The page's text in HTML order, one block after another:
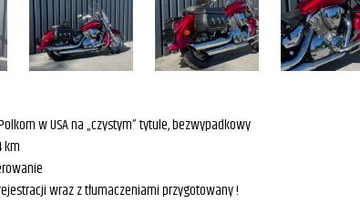
w USA na „czystym” tytule, bezwypadkowy
km
wraz z tłumaczeniami przygotowany !